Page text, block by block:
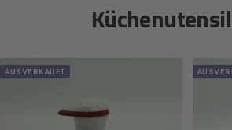
AUSVERKAUFT